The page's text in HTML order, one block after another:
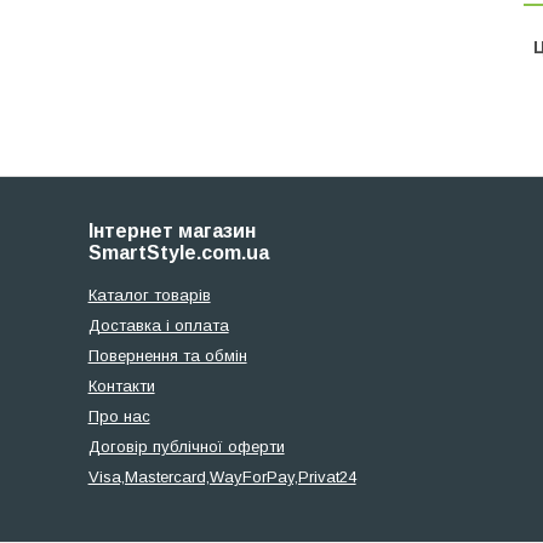
Інтернет магазин
SmartStyle.com.ua
Каталог товарів
Доставка і оплата
Повернення та обмін
Контакти
Про нас
Договір публічної оферти
Visa,Mastercard,WayForPay,Privat24